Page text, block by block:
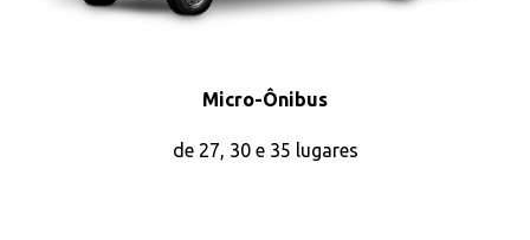
Micro-Ônibus
de 27, 30 e 35 lugares